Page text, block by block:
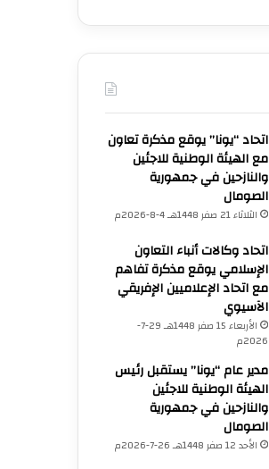
الخميس 23 صفر 1448هـ 6-8-2026م
الخميس 23 صفر 1448هـ
منظمة التعاون الإسلامي تدين العدوان الإسرائيلي على مخيم قلنديا وتحذر من محاولات تصفية قضية اللاجئين
اتحاد “يونا” يوقع مذكرة تعاون
مع الهيئة الوطنية للاجئين
والنازحين في جمهورية
الصومال
الثلاثاء 21 صفر 1448هـ 4-8-2026م
اتحاد وكالات أنباء التعاون
الإسلامي يوقع مذكرة تفاهم
مع اتحاد الإعلاميين الإفريقي
الآسيوي
الأربعاء 15 صفر 1448هـ 29-7-
2026م
مدير عام “يونا” يستقبل رئيس
الهيئة الوطنية للاجئين
والنازحين في جمهورية
الصومال
الأحد 12 صفر 1448هـ 26-7-2026م